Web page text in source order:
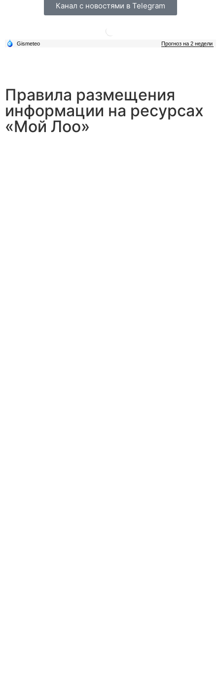
Канал с новостями в Telegram
Правила размещения
информации на ресурсах
«Мой Лоо»